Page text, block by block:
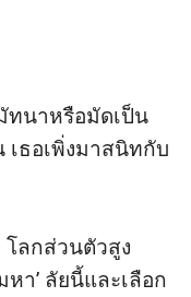
ทนาหรือมัดเป็น
เธอเพิ่งมาสนิทกับ
โลกส่วนตัวสูง
า’ ลัยนี้และเลือก